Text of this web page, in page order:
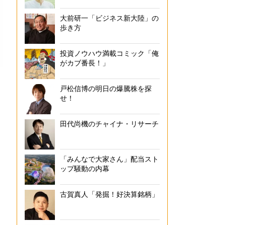
大前研一「ビジネス新大陸」の
歩き方
投資ノウハウ満載コミック「俺
がカブ番長！」
戸松信博の明日の爆騰株を探
せ！
田代尚機のチャイナ・リサーチ
「みんなで大家さん」配当スト
ップ騒動の内幕
古賀真人「発掘！好決算銘柄」